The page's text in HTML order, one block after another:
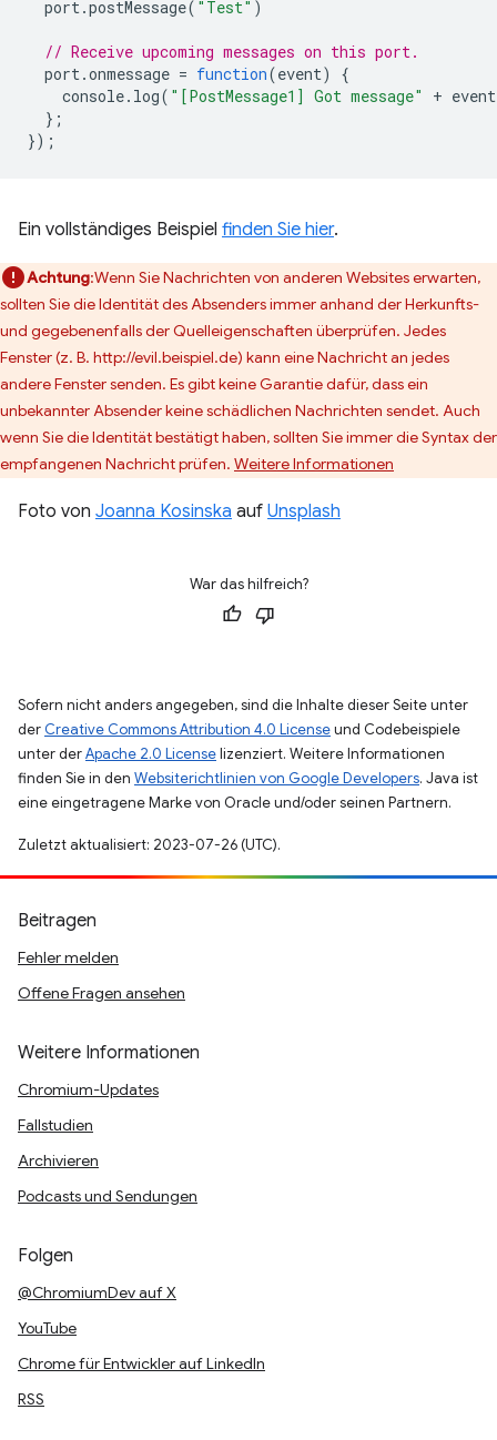
port.postMessage( "Test" )
// Receive upcoming messages on this port.
port.onmessage = function(event)
{
console. log( "[PostMessage1] Got message" + event
};
});
Ein vollständiges Beispiel finden Sie hier.
Achtung:Wenn Sie Nachrichten von anderen Websites erwarten,
sollten Sie die Identität des Absenders immer anhand der Herkunfts-
und gegebenenfalls der Quelleigenschaften überprüfen. Jedes
Fenster (z. B. http://evil.beispiel.de) kann eine Nachricht an jedes
andere Fenster senden. Es gibt keine Garantie dafür, dass ein
unbekannter Absender keine schädlichen Nachrichten sendet. Auch
wenn Sie die Identität bestätigt haben, sollten Sie immer die Syntax der
empfangenen Nachricht prüfen. Weitere Informationen
Foto von Joanna Kosinska auf Unsplash
War das hilfreich?
Sofern nicht anders angegeben, sind die Inhalte dieser Seite unter
der Creative Commons Attribution 4.0 Licenseund Codebeispiele
unter derApache 2.0 Licenselizenziert. Weitere Informationen
finden Sie in den Websiterichtlinien von Google Developers. Java ist
eine eingetragene Marke von Oracle und/oder seinen Partnern.
Zuletzt aktualisiert: 2023-07-26 (UTC).
Beitragen
Fehler melden
Offene Fragen ansehen
Weitere Informationen
Chromium-Updates
Fallstudien
Archivieren
Podcasts und Sendungen
Folgen
@ChromiumDev auf X
YouTube
Chrome für Entwickler auf LinkedIn
RSS